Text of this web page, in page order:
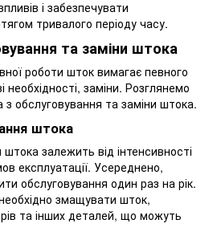
і забезпечувати
тривалого періоду часу.
та заміни штока
роботи шток вимагає певного
необхідності, заміни. Розглянемо
з обслуговування та заміни штока.
штока
залежить від інтенсивності
експлуатації. Усереднено,
обслуговування один раз на рік.
змащувати шток,
та інших деталей, що можуть